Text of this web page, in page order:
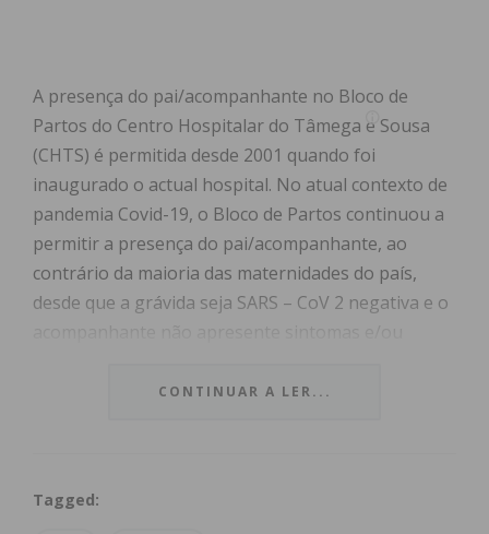
A presença do pai/acompanhante no Bloco de
Partos do Centro Hospitalar do Tâmega e Sousa
(CHTS) é permitida desde 2001 quando foi
inaugurado o actual hospital. No atual contexto de
pandemia Covid-19, o Bloco de Partos continuou a
permitir a presença do pai/acompanhante, ao
contrário da maioria das maternidades do país,
desde que a grávida seja SARS – CoV 2 negativa e o
tornando normalidade e nos tempos atuais já não
CONTINUAR A LER...
Tagged: